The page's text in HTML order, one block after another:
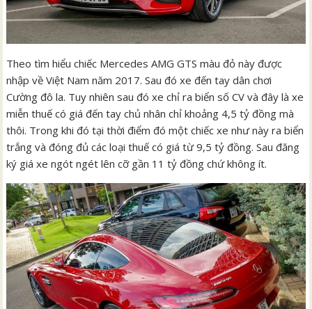
Theo tìm hiểu chiếc Mercedes AMG GTS màu đỏ này được
nhập về Việt Nam năm 2017. Sau đó xe đến tay dân chơi
Cường đô la. Tuy nhiên sau đó xe chỉ ra biển số CV và đây là xe
miễn thuế có giá đến tay chủ nhân chỉ khoảng 4,5 tỷ đồng mà
thôi. Trong khi đó tại thời điểm đó một chiếc xe như này ra biển
trắng và đóng đủ các loại thuế có giá từ 9,5 tỷ đồng. Sau đăng
ký giá xe ngót ngét lên cỡ gần 11 tỷ đồng chứ không ít.